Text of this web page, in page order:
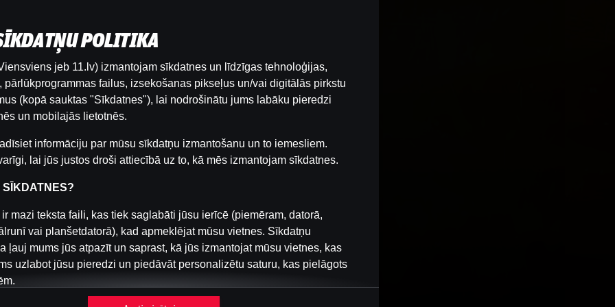
Šai spēlei nav pieejama demo versija. Lūdzu,
pieslēdzies, lai spēlētu ar īstu naudu.
POLITIKA
jeb 11.lv) izmantojam sīkdatnes un līdzīgas tehnoloģijas,
pārlūkprogrammas failus, izsekošanas pikseļus un/vai digitālās pirkstu
(kopā sauktas "Sīkdatnes"), lai nodrošinātu jums labāku pieredzi
un mobilajās lietotnēs.
informāciju par mūsu sīkdatņu izmantošanu un to iemesliem.
lai jūs justos droši attiecībā uz to, kā mēs izmantojam sīkdatnes.
SĪKDATNES?
mazi teksta faili, kas tiek saglabāti jūsu ierīcē (piemēram, datorā,
vai planšetdatorā), kad apmeklējat mūsu vietnes. Sīkdatņu
ļauj mums jūs atpazīt un saprast, kā jūs izmantojat mūsu vietnes, kas
uzlabot jūsu pieredzi un piedāvāt personalizētu saturu, kas pielāgots